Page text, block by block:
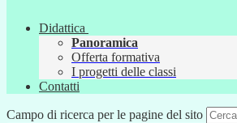
Didattica
Panoramica
Offerta formativa
I progetti delle classi
Contatti
Campo di ricerca per le pagine del sito